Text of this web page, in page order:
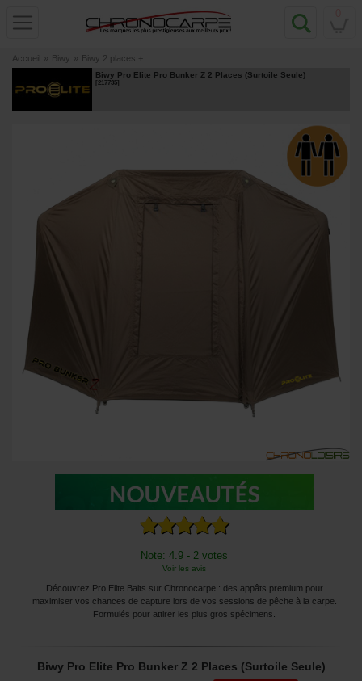
Accueil » Biwy » Biwy 2 places +
Biwy Pro Elite Pro Bunker Z 2 Places (Surtoile Seule)
[217735]
Note: 4.9 - 2 votes
Voir les avis
Découvrez Pro Elite Baits sur Chronocarpe : des appâts premium pour
maximiser vos chances de capture lors de vos sessions de pêche à la carpe.
Formulés pour attirer les plus gros spécimens.
Biwy Pro Elite Pro Bunker Z 2 Places (Surtoile Seule)